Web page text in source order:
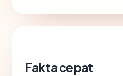
Fakta cepat